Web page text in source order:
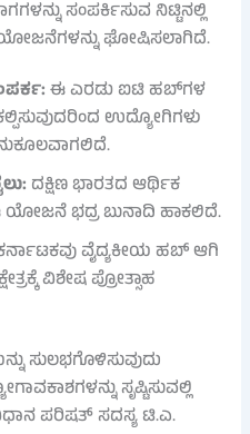
ಸಂಪರ್ಕಿಸುವ ನಿಟ್ಟಿನಲ್ಲಿ
ಯೋಜನೆಗಳನ್ನು ಘೋಷಿಸಲಾಗಿದೆ.
ಈ ಎರಡು ಐಟಿ ಹಬ್‌ಗಳ
ಉದ್ಯೋಗಿಗಳು
ದಕ್ಷಿಣ ಭಾರತದ ಆರ್ಥಿಕ
ಭದ್ರ ಬುನಾದಿ ಹಾಕಲಿದೆ.
ವೈದ್ಯಕೀಯ ಹಬ್ ಆಗಿ
ವಿಶೇಷ ಪ್ರೋತ್ಸಾಹ
ಸುಲಭಗೊಳಿಸುವುದು
ಸೃಷ್ಟಿಸುವಲ್ಲಿ
ಪರಿಷತ್ ಸದಸ್ಯ ಟಿ.ಎ.